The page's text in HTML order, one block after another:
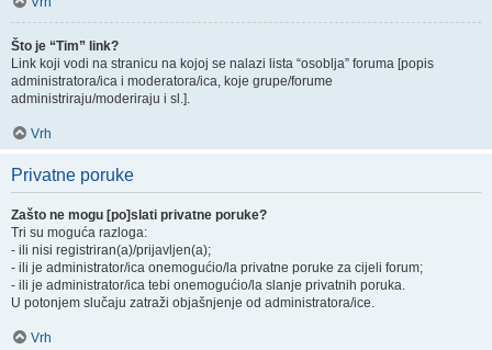
Što je “Tim” link?
Link koji vodi na stranicu na kojoj se nalazi lista “osoblja” foruma [popis
administratora/ica i moderatora/ica, koje grupe/forume
administriraju/moderiraju i sl.].
Vrh
Privatne poruke
Zašto ne mogu [po]slati privatne poruke?
Tri su moguća razloga:
- ili nisi registriran(a)/prijavljen(a);
- ili je administrator/ica onemogućio/la privatne poruke za cijeli forum;
- ili je administrator/ica tebi onemogućio/la slanje privatnih poruka.
U potonjem slučaju zatraži objašnjenje od administratora/ice.
Vrh